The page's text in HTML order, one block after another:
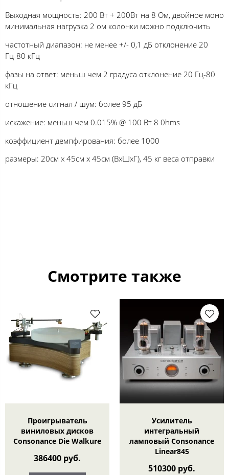
Выходная мощность: 200 Вт + 200Вт на 8 Ом, двойное моно
минимальная нагрузка 2 ом колонки можно подключить
частотный диапазон: не менее +/- 0,1 дБ отклонение 20
Гц-80 кГц
фазы на ответ: меньш чем 2 градуса отклонение 20 Гц-80
кГц
отношение сигнал / шум: более 95 дБ
искажение: меньш чем 0.015% @ 100 Вт 8 0hms
коэффициент демпфирования: более 1000
размеры: 20см х 45см х 45см (ВхШхГ), 45 кг веса отправки
Смотрите также
Проигрыватель
виниловых дисков
Consonance Die Walkure
386400 руб.
Усилитель
интегральный
ламповый Consonance
Linear845
510300 руб.